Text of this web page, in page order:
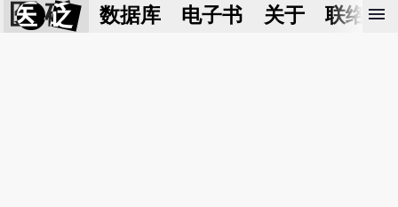
医 砭 数据库 电子书 关于 联络我
menu